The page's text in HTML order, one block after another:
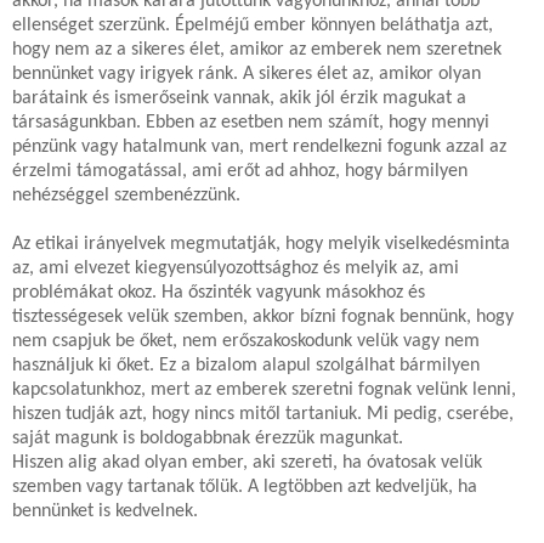
ellenséget szerzünk. Épelméjű ember könnyen beláthatja azt,
hogy nem az a sikeres élet, amikor az emberek nem szeretnek
bennünket vagy irigyek ránk. A sikeres élet az, amikor olyan
barátaink és ismerőseink vannak, akik jól érzik magukat a
társaságunkban. Ebben az esetben nem számít, hogy mennyi
pénzünk vagy hatalmunk van, mert rendelkezni fogunk azzal az
érzelmi támogatással, ami erőt ad ahhoz, hogy bármilyen
nehézséggel szembenézzünk.
Az etikai irányelvek megmutatják, hogy melyik viselkedésminta
az, ami elvezet kiegyensúlyozottsághoz és melyik az, ami
problémákat okoz. Ha őszinték vagyunk másokhoz és
tisztességesek velük szemben, akkor bízni fognak bennünk, hogy
nem csapjuk be őket, nem erőszakoskodunk velük vagy nem
használjuk ki őket. Ez a bizalom alapul szolgálhat bármilyen
kapcsolatunkhoz, mert az emberek szeretni fognak velünk lenni,
hiszen tudják azt, hogy nincs mitől tartaniuk. Mi pedig, cserébe,
saját magunk is boldogabbnak érezzük magunkat.
Hiszen alig akad olyan ember, aki szereti, ha óvatosak velük
szemben vagy tartanak tőlük. A legtöbben azt kedveljük, ha
bennünket is kedvelnek.